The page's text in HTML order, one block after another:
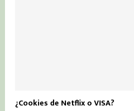
¿Cookies de Netflix o VISA?